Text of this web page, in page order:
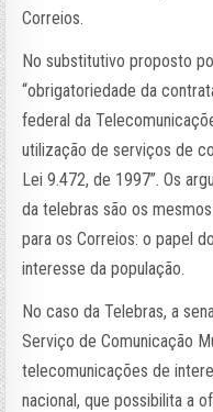
Correios.
No substitutivo proposto
“obrigatoriedade da
federal da
utilização de serviços de
Lei 9.472, de 1997”. Os
da telebras são os
para os Correios: o papel
interesse da população.
No caso da Telebras, a
Serviço de Comunicação
telecomunicações de
nacional, que possibilita a